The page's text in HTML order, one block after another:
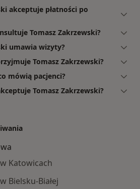
akceptuje płatności po
Tomasz Zakrzewski?
umawia wizyty?
Tomasz Zakrzewski?
mówią pacjenci?
Tomasz Zakrzewski?
Katowicach
Bielsku-Białej